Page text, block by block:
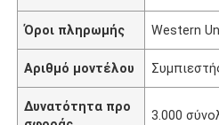
Όροι πληρωμής Western
Αριθμό μοντέλου
Δυνατότητα προ
3.000